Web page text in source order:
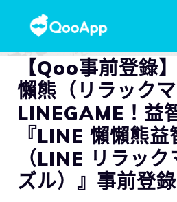
【Qoo事前登錄
懶熊（リラック
LINEGAME！益
『LINE 懶懶熊
（LINE リラッ
ズル）』事前登